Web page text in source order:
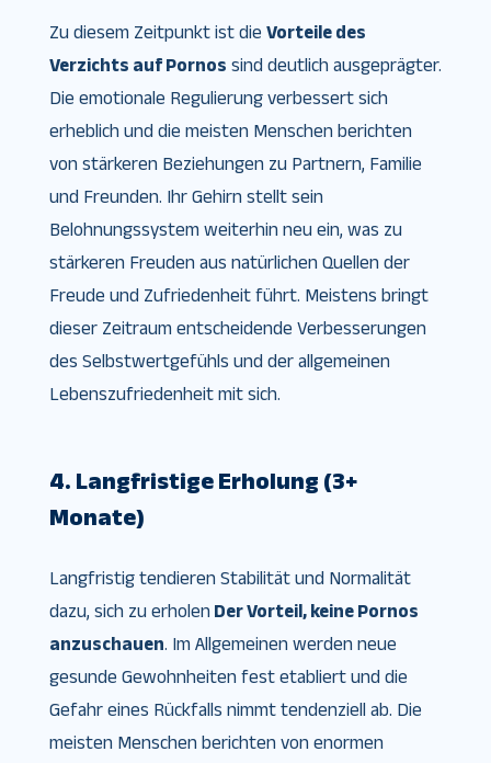
Zu diesem Zeitpunkt ist die Vorteile des
Verzichts auf Pornos sind deutlich ausgeprägter.
Die emotionale Regulierung verbessert sich
erheblich und die meisten Menschen berichten
von stärkeren Beziehungen zu Partnern, Familie
und Freunden. Ihr Gehirn stellt sein
Belohnungssystem weiterhin neu ein, was zu
stärkeren Freuden aus natürlichen Quellen der
Freude und Zufriedenheit führt. Meistens bringt
dieser Zeitraum entscheidende Verbesserungen
des Selbstwertgefühls und der allgemeinen
Lebenszufriedenheit mit sich.
4. Langfristige Erholung (3+
Monate)
Langfristig tendieren Stabilität und Normalität
dazu, sich zu erholen Der Vorteil, keine Pornos
anzuschauen. Im Allgemeinen werden neue
gesunde Gewohnheiten fest etabliert und die
Gefahr eines Rückfalls nimmt tendenziell ab. Die
meisten Menschen berichten von enormen